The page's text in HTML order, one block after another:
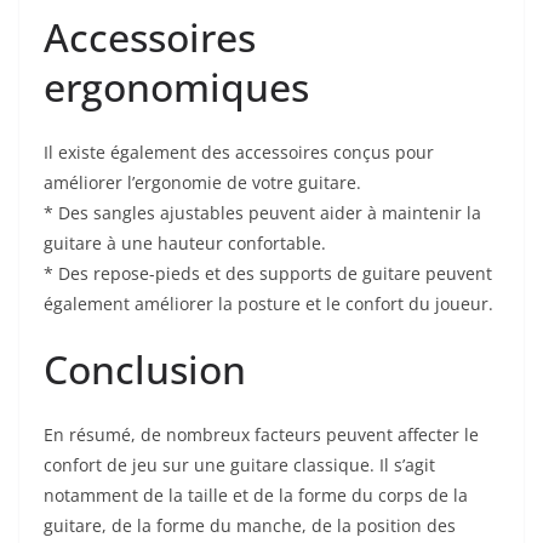
Accessoires
ergonomiques
Il existe‌ également des accessoires conçus pour
améliorer ⁣l’ergonomie de votre guitare.
* Des sangles ajustables peuvent ​aider à maintenir la
guitare à une hauteur⁤ confortable.
* Des repose-pieds et des supports de guitare peuvent
également améliorer la posture et le confort du joueur.
Conclusion
En‍ résumé, de nombreux facteurs peuvent ⁤affecter le
confort de jeu⁢ sur une guitare classique. Il ⁤s’agit
notamment de ‍la taille et de la forme du corps de la
guitare, de la forme du manche, de la position​ des